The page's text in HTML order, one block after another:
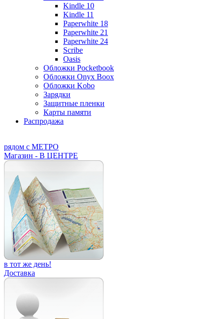
Kindle 10
Kindle 11
Paperwhite 18
Paperwhite 21
Paperwhite 24
Scribe
Oasis
Обложки Pocketbook
Обложки Onyx Boox
Обложки Kobo
Зарядки
Защитные пленки
Карты памяти
Распродажа
рядом с МЕТРО
Магазин - В ЦЕНТРЕ
в тот же день!
Доставка